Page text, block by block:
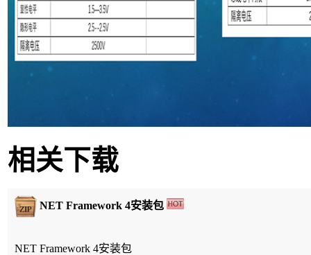
相关下载
NET Framework 4安装包
NET Framework 4安装包